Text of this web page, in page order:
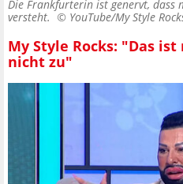
Die Frankfurterin ist genervt, dass
versteht. © YouTube/My Style
My Style Rocks: "Das
nicht zu"